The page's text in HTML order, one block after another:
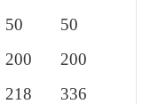
50
50
200
200
218
336